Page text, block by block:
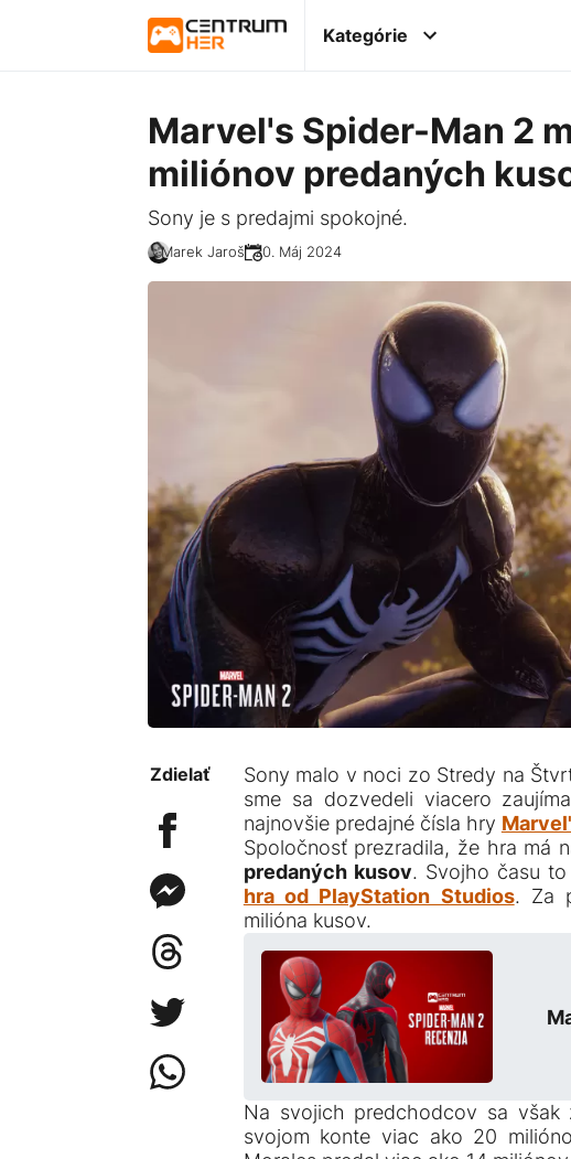
Kategórie
Marvel's Spider-Man 2
miliónov predaných
Sony je s predajmi spokojné.
Marek Jaroš 30. Máj 2024
Zdielať
Sony malo v noci zo Stredy na
sme sa dozvedeli viacero
najnovšie predajné čísla hry
Spoločnosť prezradila, že hra má
predaných kusov. Svojho času
hra od PlayStation Studios. Za
milióna kusov.
Na svojich predchodcov sa však
svojom konte viac ako 20